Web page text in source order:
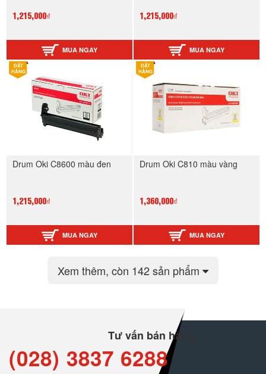
1,215,000₫
MUA NGAY
1,215,000₫
MUA NGAY
ĐẶT
HÀNG
Drum Oki C8600 màu đen
1,215,000₫
MUA NGAY
ĐẶT
HÀNG
Drum Oki C810 màu vàng
1,360,000₫
MUA NGAY
Xem thêm, còn 142 sản phẩm
Tư vấn bán hàng
(028) 3837 6288